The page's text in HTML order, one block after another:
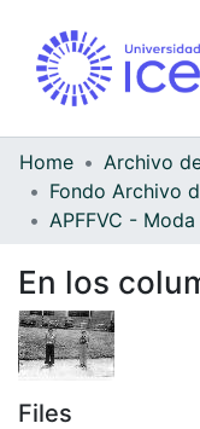
Home
En los
Files